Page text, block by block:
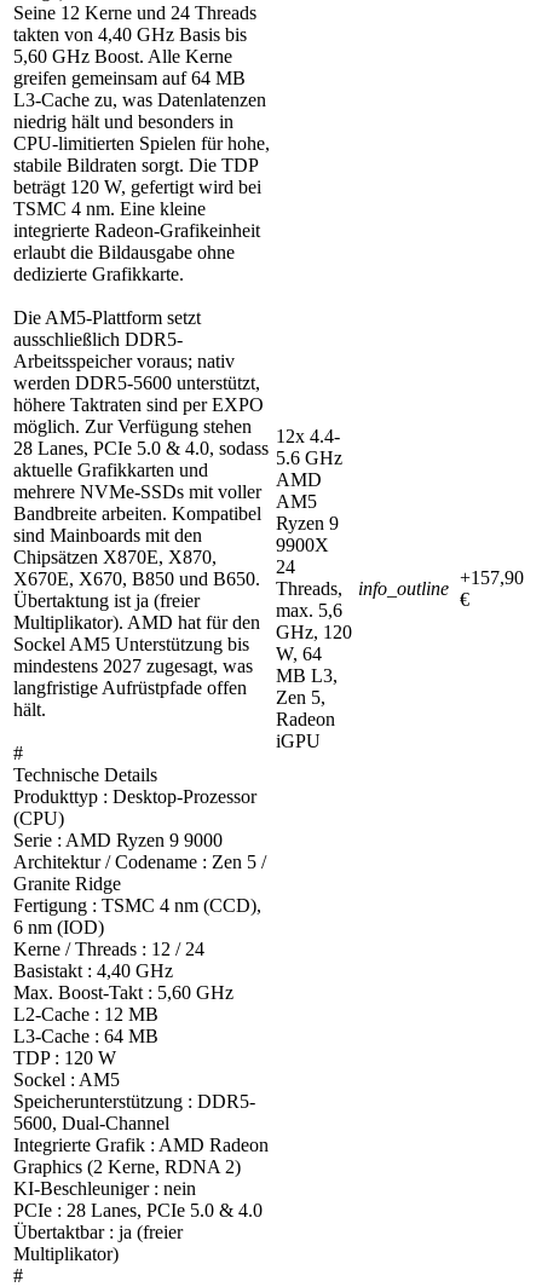
Seine 12 Kerne und 24 Threads
takten von 4,40 GHz Basis bis
5,60 GHz Boost. Alle Kerne
greifen gemeinsam auf 64 MB
L3-Cache zu, was Datenlatenzen
niedrig hält und besonders in
CPU-limitierten Spielen für hohe,
stabile Bildraten sorgt. Die TDP
beträgt 120 W, gefertigt wird bei
TSMC 4 nm. Eine kleine
integrierte Radeon-Grafikeinheit
erlaubt die Bildausgabe ohne
dedizierte Grafikkarte.
Die AM5-Plattform setzt
ausschließlich DDR5-
Arbeitsspeicher voraus; nativ
werden DDR5-5600 unterstützt,
höhere Taktraten sind per EXPO
möglich. Zur Verfügung stehen
28 Lanes, PCIe 5.0 & 4.0, sodass
aktuelle Grafikkarten und
mehrere NVMe-SSDs mit voller
Bandbreite arbeiten. Kompatibel
sind Mainboards mit den
Chipsätzen X870E, X870,
X670E, X670, B850 und B650.
Übertaktung ist ja (freier
Multiplikator). AMD hat für den
Sockel AM5 Unterstützung bis
mindestens 2027 zugesagt, was
langfristige Aufrüstpfade offen
hält.
#
Technische Details
Produkttyp : Desktop-Prozessor
(CPU)
Serie : AMD Ryzen 9 9000
Architektur / Codename : Zen 5 /
Granite Ridge
Fertigung : TSMC 4 nm (CCD),
6 nm (IOD)
Kerne / Threads : 12 / 24
Basistakt : 4,40 GHz
Max. Boost-Takt : 5,60 GHz
L2-Cache : 12 MB
L3-Cache : 64 MB
TDP : 120 W
Sockel : AM5
Speicherunterstützung : DDR5-
5600, Dual-Channel
Integrierte Grafik : AMD Radeon
Graphics (2 Kerne, RDNA 2)
KI-Beschleuniger : nein
PCIe : 28 Lanes, PCIe 5.0 & 4.0
Übertaktbar : ja (freier
Multiplikator)
#
12x 4.4-
5.6 GHz
AMD
AM5
Ryzen 9
9900X
24
Threads,
max. 5,6
GHz, 120
W, 64
MB L3,
Zen 5,
Radeon
iGPU
info_outline
+157,90
€